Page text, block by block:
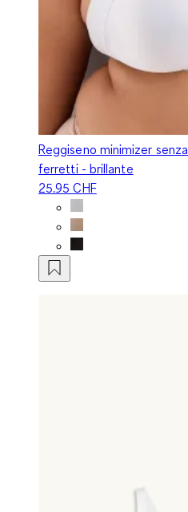
Reggiseno minimizer senza
ferretti - brillante
25.95 CHF